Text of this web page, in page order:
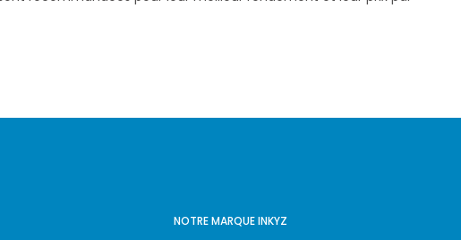
NOTRE MARQUE INKYZ